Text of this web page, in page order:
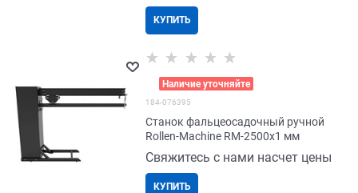
КУПИТЬ
Наличие уточняйте
184-076395
Станок фальцеосадочный ручной
Rollen-Machine RM-2500x1 мм
Свяжитесь с нами насчет цены
КУПИТЬ